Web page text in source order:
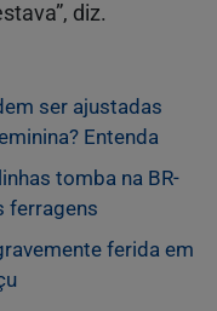
diz.
ser ajustadas
Entenda
tomba na BR-
ferragens
ferida em